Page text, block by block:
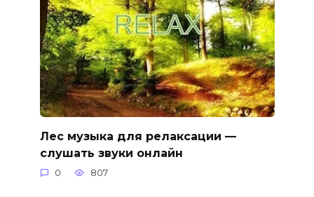
Лес музыка для релаксации —
слушать звуки онлайн
0 807